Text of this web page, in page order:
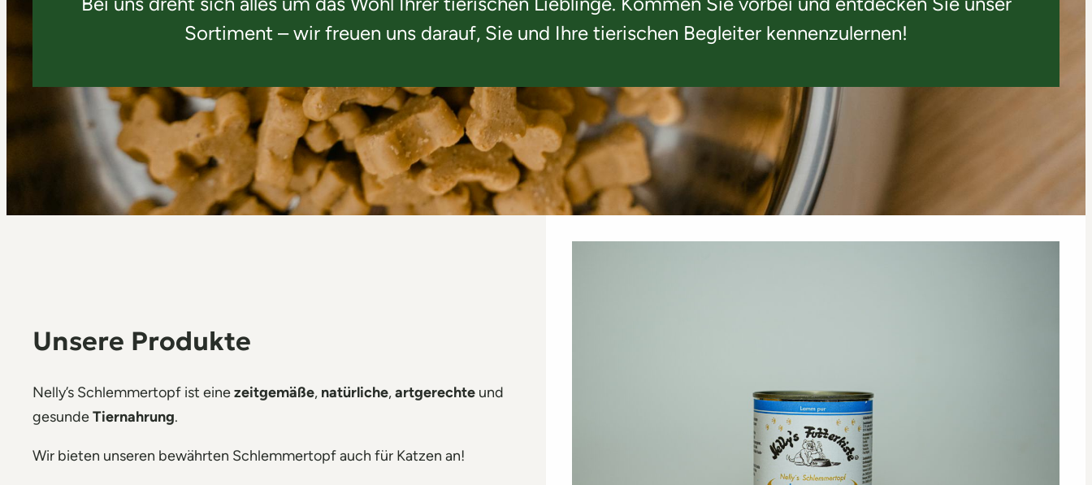
Sortiment – wir freuen uns darauf, Sie und Ihre tierischen Begleiter kennenzulernen!
Unsere Produkte
Nelly’s Schlemmertopf ist einezeitgemäße, natürliche,artgerechte und
gesundeTiernahrung.
Wir bieten unseren bewährten Schlemmertopf auch für Katzen an!